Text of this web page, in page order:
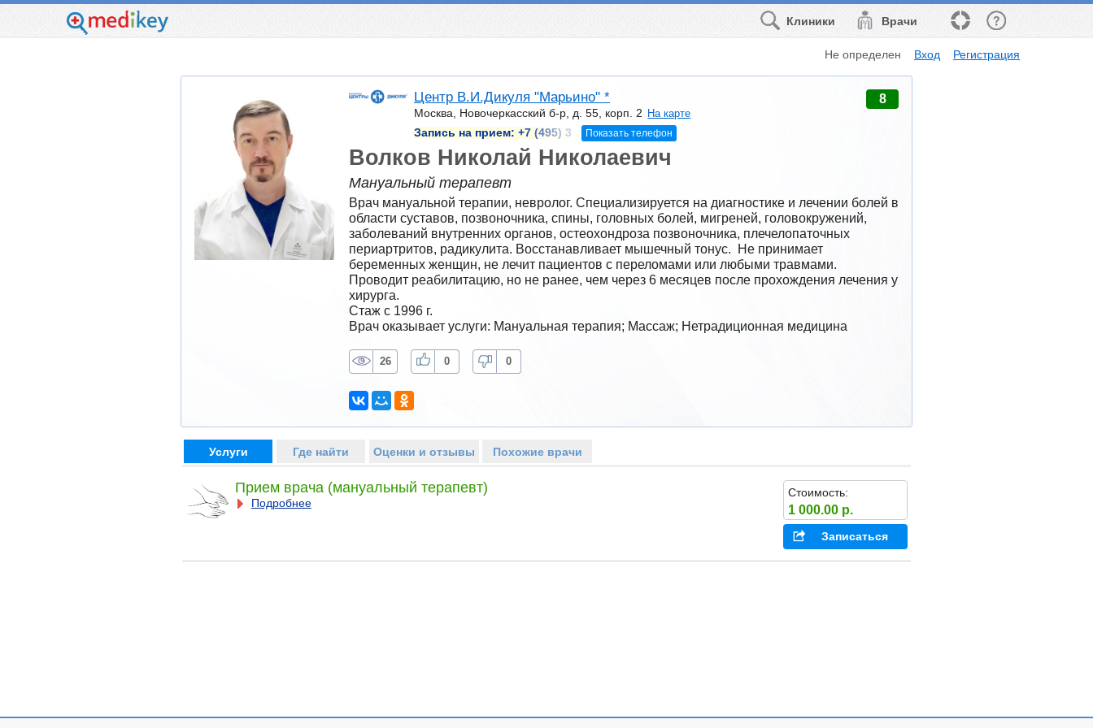
Врачи
Клиники
Не определен Вход Регистрация
Центр В.И.Дикуля "Марьино" *
Москва, Новочеркасский б-р, д. 55, корп. 2 На карте
Запись на прием: +7 (495) 3 Показать телефон
8
Волков Николай Николаевич
Мануальный терапевт
Врач мануальной терапии, невролог. Специализируется на диагностике и лечении болей в
области суставов, позвоночника, спины, головных болей, мигреней, головокружений,
заболеваний внутренних органов, остеохондроза позвоночника, плечелопаточных
периартритов, радикулита. Восстанавливает мышечный тонус.  Не принимает
беременных женщин, не лечит пациентов с переломами или любыми травмами.
Проводит реабилитацию, но не ранее, чем через 6 месяцев после прохождения лечения у
хирурга.
Стаж с 1996 г.
Врач оказывает услуги: Мануальная терапия; Массаж; Нетрадиционная медицина
26 0 0
Услуги Где найти Оценки и отзывы Похожие врачи
Прием врача (мануальный терапевт)
Подробнее
Стоимость:
1 000.00 р.
Записаться